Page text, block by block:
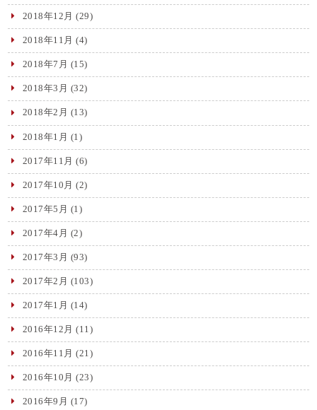
2018年12月 (29)
2018年11月 (4)
2018年7月 (15)
2018年3月 (32)
2018年2月 (13)
2018年1月 (1)
2017年11月 (6)
2017年10月 (2)
2017年5月 (1)
2017年4月 (2)
2017年3月 (93)
2017年2月 (103)
2017年1月 (14)
2016年12月 (11)
2016年11月 (21)
2016年10月 (23)
2016年9月 (17)